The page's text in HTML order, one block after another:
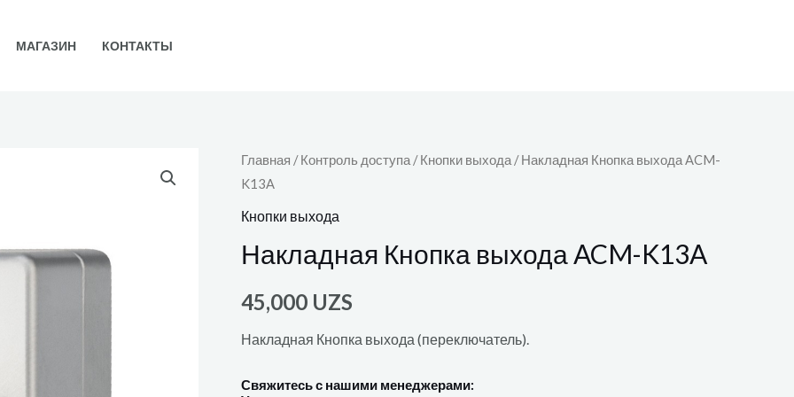
МАГАЗИН КОНТАКТЫ
Главная /Контроль доступа /Кнопки выхода / Накладная Кнопка выхода ACM-
K13A
Кнопки выхода
Накладная Кнопка выхода ACM-K13A
45,000 UZS
Накладная Кнопка выхода (переключатель).
Свяжитесь с нашими менеджерами: